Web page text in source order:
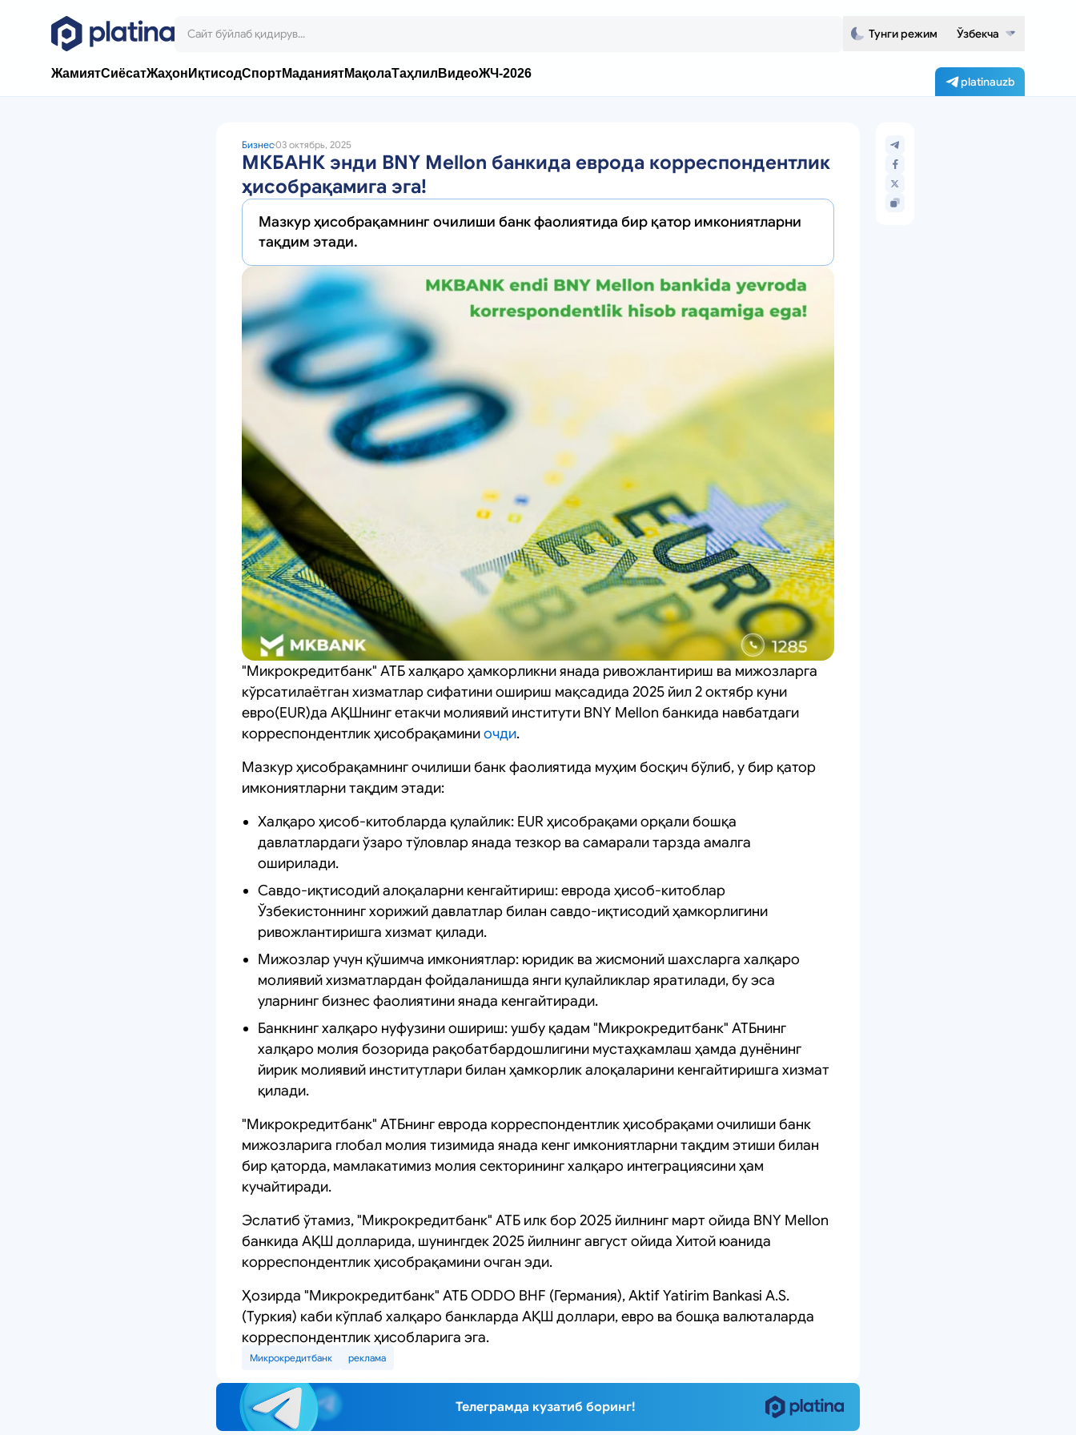
Тунги режим Ўзбекча
ЖамиятСиёсатЖаҳон ИқтисодСпортМаданиятМақолаТаҳлил ВидеоЖЧ-2026
platinauzb
Бизнес03 октябрь, 2025
МКБАНК энди BNY Mellon банкида еврода корреспондентлик
ҳисобрақамига эга!
Мазкур ҳисобрақамнинг очилиши банк фаолиятида бир қатор имкониятларни
тақдим этади.
"Микрокредитбанк" АТБ халқаро ҳамкорликни янада ривожлантириш ва мижозларга
кўрсатилаётган хизматлар сифатини ошириш мақсадида 2025 йил 2 октябр куни
евро(EUR)да АҚШнинг етакчи молиявий институти BNY Mellon банкида навбатдаги
корреспондентлик ҳисобрақаминиочди.
Мазкур ҳисобрақамнинг очилиши банк фаолиятида муҳим босқич бўлиб, у бир қатор
имкониятларни тақдим этади:
Халқаро ҳисоб-китобларда қулайлик: EUR ҳисобрақами орқали бошқа
давлатлардаги ўзаро тўловлар янада тезкор ва самарали тарзда амалга
оширилади.
Савдо-иқтисодий алоқаларни кенгайтириш: еврода ҳисоб-китоблар
Ўзбекистоннинг хорижий давлатлар билан савдо-иқтисодий ҳамкорлигини
ривожлантиришга хизмат қилади.
Мижозлар учун қўшимча имкониятлар: юридик ва жисмоний шахсларга халқаро
молиявий хизматлардан фойдаланишда янги қулайликлар яратилади, бу эса
уларнинг бизнес фаолиятини янада кенгайтиради.
Банкнинг халқаро нуфузини ошириш: ушбу қадам "Микрокредитбанк" АТБнинг
халқаро молия бозорида рақобатбардошлигини мустаҳкамлаш ҳамда дунёнинг
йирик молиявий институтлари билан ҳамкорлик алоқаларини кенгайтиришга хизмат
қилади.
"Микрокредитбанк" АТБнинг еврода корреспондентлик ҳисобрақами очилиши банк
мижозларига глобал молия тизимида янада кенг имкониятларни тақдим этиши билан
бир қаторда, мамлакатимиз молия секторининг халқаро интеграциясини ҳам
кучайтиради.
Эслатиб ўтамиз, "Микрокредитбанк" АТБ илк бор 2025 йилнинг март ойида BNY Mellon
банкида АҚШ долларида, шунингдек 2025 йилнинг август ойида Хитой юанида
корреспондентлик ҳисобрақамини очган эди.
Ҳозирда "Микрокредитбанк" АТБ ODDO BHF (Германия), Aktif Yatirim Bankasi A.S.
(Туркия) каби кўплаб халқаро банкларда АҚШ доллари, евро ва бошқа валюталарда
корреспондентлик ҳисобларига эга.
Микрокредитбанк реклама
Телеграмда кузатиб боринг!